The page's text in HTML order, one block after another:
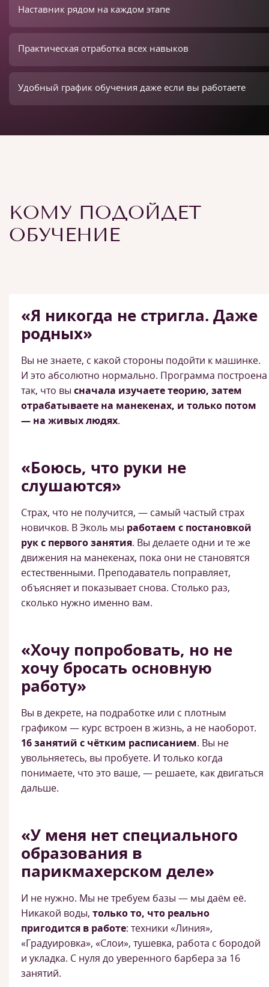
Наставник рядом на каждом этапе
Практическая отработка всех навыков
Удобный график обучения даже если вы работаете
КОМУ ПОДОЙДЕТ
ОБУЧЕНИЕ
«Я никогда не стригла. Даже
родных»
Вы не знаете, с какой стороны подойти к машинке.
И это абсолютно нормально. Программа построена
так, что вы сначала изучаете теорию, затем
отрабатываете на манекенах, и только потом
— на живых людях.
«Боюсь, что руки не
слушаются»
Страх, что не получится, — самый частый страх
новичков. В Эколь мы работаем с постановкой
рук с первого занятия. Вы делаете одни и те же
движения на манекенах, пока они не становятся
естественными. Преподаватель поправляет,
объясняет и показывает снова. Столько раз,
сколько нужно именно вам.
«Хочу попробовать, но не
хочу бросать основную
работу»
Вы в декрете, на подработке или с плотным
графиком — курс встроен в жизнь, а не наоборот.
16 занятий с чётким расписанием. Вы не
увольняетесь, вы пробуете. И только когда
понимаете, что это ваше, — решаете, как двигаться
дальше.
«У меня нет специального
образования в
парикмахерском деле»
И не нужно. Мы не требуем базы — мы даём её.
Никакой воды, только то, что реально
пригодится в работе: техники «Линия»,
«Градуировка», «Слои», тушевка, работа с бородой
и укладка. С нуля до уверенного барбера за 16
занятий.